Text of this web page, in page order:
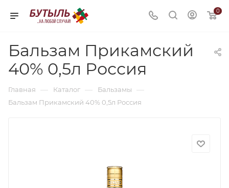
0
Бальзам Прикамский
40% 0,5л Россия
Главная — Каталог — Бальзамы —
Бальзам Прикамский 40% 0,5л Россия